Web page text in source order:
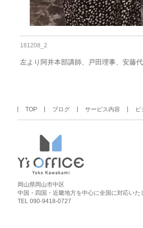
181208_2
左より阿井本部講師、戸田理事、安藤
TOP ブログ サービス内容 ビ
岡山県岡山市中区
中国・四国・近畿地方を中心に全国に対応いた
TEL 090-9418-0727